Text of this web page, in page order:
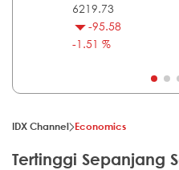
6219.73
-95.58
-1.51 %
IDX Channel Economics
Tertinggi Sepanjang